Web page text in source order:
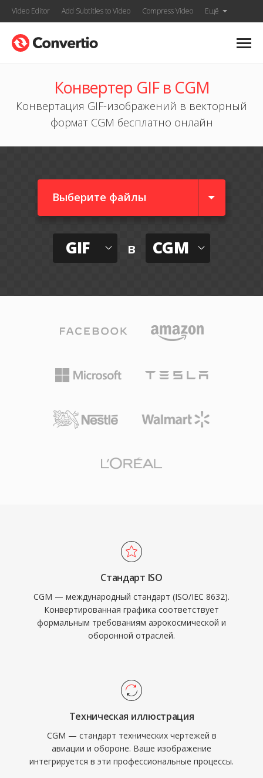
Video Editor Add Subtitles to Video Compress Video Ещё
Конвертер GIF в CGM
Конвертация GIF-изображений в векторный
формат CGM бесплатно онлайн
Выберите файлы
GIF в CGM
Стандарт ISO
CGM — международный стандарт (ISO/IEC 8632).
Конвертированная графика соответствует
формальным требованиям аэрокосмической и
оборонной отраслей.
Техническая иллюстрация
CGM — стандарт технических чертежей в
авиации и обороне. Ваше изображение
интегрируется в эти профессиональные процессы.